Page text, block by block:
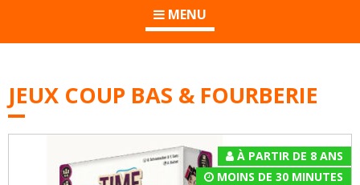
MENU
JEUX COUP BAS & FOURBERIE
À PARTIR DE 8 ANS
MOINS DE 30 MINUTES